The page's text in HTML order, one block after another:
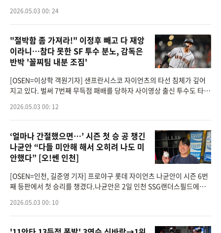
의 원정 경기에
2026.05.03 00: 24
"절박함 좀 가져라!" 이정후 빼고 다 재앙
이라니…참다 못한 SF 투수 분노, 감독은
반박 '꼴찌팀 내분 조짐'
[OSEN=이상학 객원기자] 샌프란시스코 자이언츠의 타선 침체가 깊어
지고 있다. 벌써 7번째 무득점 패배를 당하자 사이영상 출신 투수도 타자
베이 레이스와의
2026.05.03 00: 12
‘얼마나 간절했으면…’ 시즌 첫 승 공 챙긴
나균안 “다들 미안해 해서 오히려 나도 미
안했다” [오!쎈 인천]
[OSEN=인천, 길준영 기자] 프로야구 롯데 자이언츠 나균안이 시즌 6번
째 등판에서 첫 승리를 챙겼다.나균안은 2일 인천 SSG랜더스필드에서
발등판해 7이닝 6피안
2026.05.03 00: 10